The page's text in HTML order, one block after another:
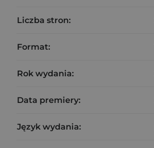
Liczba stron:
Format:
Rok wydania:
Data premiery:
Język wydania: